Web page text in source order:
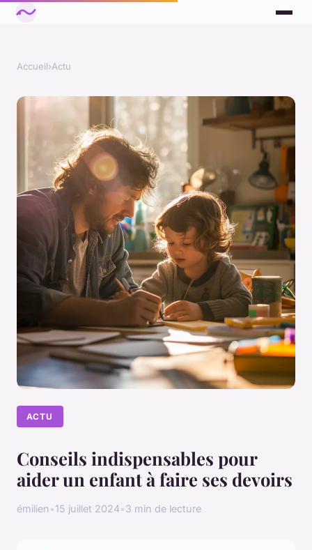
Accueil›Actu
ACTU
Conseils indispensables pour
aider un enfant à faire ses devoirs
émilien•15 juillet 2024•3 min de lecture